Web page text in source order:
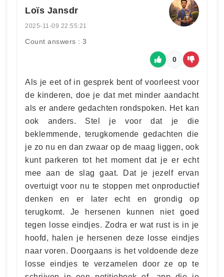
Loïs Jansdr
2025-11-09 22:55:21
Count answers : 3
0
Als je eet of in gesprek bent of voorleest voor
de kinderen, doe je dat met minder aandacht
als er andere gedachten rondspoken. Het kan
ook anders. Stel je voor dat je die
beklemmende, terugkomende gedachten die
je zo nu en dan zwaar op de maag liggen, ook
kunt parkeren tot het moment dat je er echt
mee aan de slag gaat. Dat je jezelf ervan
overtuigt voor nu te stoppen met onproductief
denken en er later echt en grondig op
terugkomt. Je hersenen kunnen niet goed
tegen losse eindjes. Zodra er wat rust is in je
hoofd, halen je hersenen deze losse eindjes
naar voren. Doorgaans is het voldoende deze
losse eindjes te verzamelen door ze op te